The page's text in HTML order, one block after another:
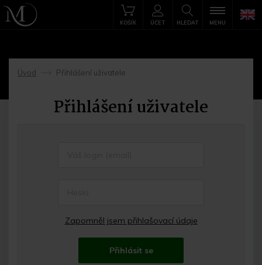
HLEDAT
KOŠÍK ÚČET MENU
Úvod
->
Přihlášení uživatele
Přihlášení uživatele
Zapomněl jsem přihlašovací údaje
Přihlásit se